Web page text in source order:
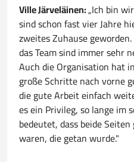
Ville Järveläinen:„Ich bin
sind schon fast vier Jahre
zweites Zuhause
das Team sind immer sehr
Auch die Organisation hat
große Schritte nach vorne
die gute Arbeit einfach
es ein Privileg, so lange im
bedeutet, dass beide
waren, die getan wurde."